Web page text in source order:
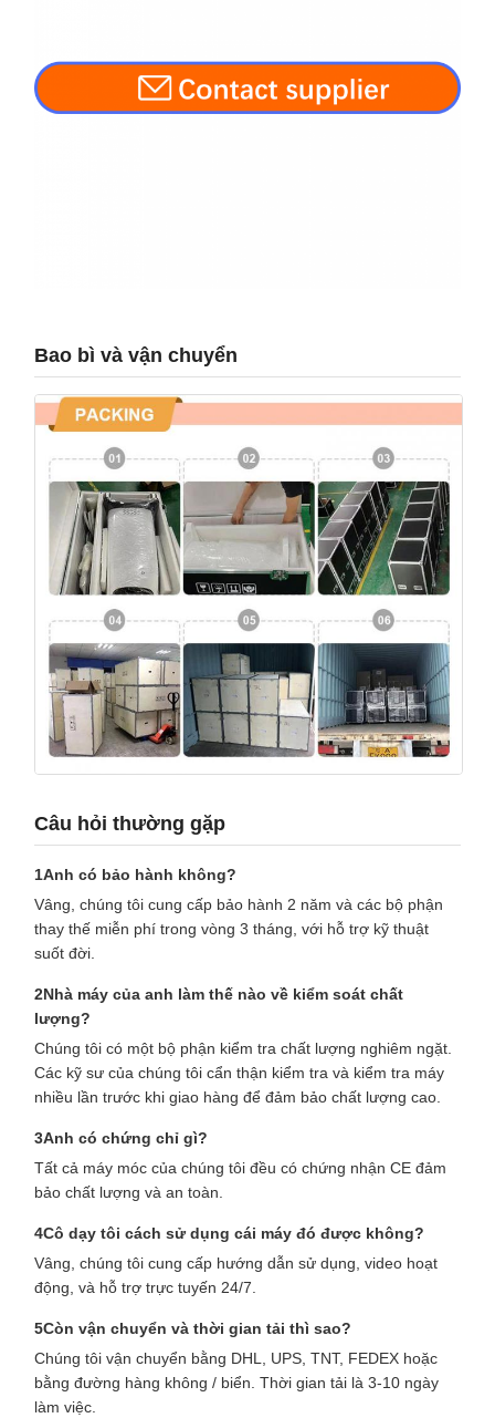
Bao bì và vận chuyển
Câu hỏi thường gặp
1Anh có bảo hành không?
Vâng, chúng tôi cung cấp bảo hành 2 năm và các bộ phận
thay thế miễn phí trong vòng 3 tháng, với hỗ trợ kỹ thuật
suốt đời.
2Nhà máy của anh làm thế nào về kiểm soát chất
lượng?
Chúng tôi có một bộ phận kiểm tra chất lượng nghiêm ngặt.
Các kỹ sư của chúng tôi cẩn thận kiểm tra và kiểm tra máy
nhiều lần trước khi giao hàng để đảm bảo chất lượng cao.
3Anh có chứng chỉ gì?
Tất cả máy móc của chúng tôi đều có chứng nhận CE đảm
bảo chất lượng và an toàn.
4Cô dạy tôi cách sử dụng cái máy đó được không?
Vâng, chúng tôi cung cấp hướng dẫn sử dụng, video hoạt
động, và hỗ trợ trực tuyến 24/7.
5Còn vận chuyển và thời gian tải thì sao?
Chúng tôi vận chuyển bằng DHL, UPS, TNT, FEDEX hoặc
bằng đường hàng không / biển. Thời gian tải là 3-10 ngày
làm việc.